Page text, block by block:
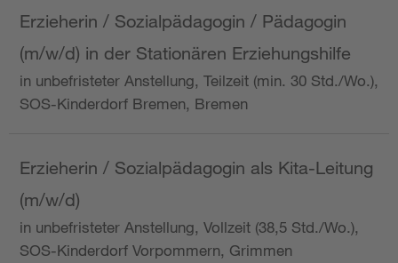
Erzieherin / Sozialpädagogin / Pädagogin
(m/w/d) in der Stationären Erziehungshilfe
in unbefristeter Anstellung, Teilzeit (min. 30 Std./Wo.),
SOS-Kinderdorf Bremen, Bremen
Erzieherin / Sozialpädagogin als Kita-Leitung
(m/w/d)
in unbefristeter Anstellung, Vollzeit (38,5 Std./Wo.),
SOS-Kinderdorf Vorpommern, Grimmen